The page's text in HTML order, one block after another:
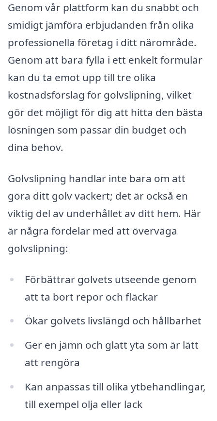
Genom vår plattform kan du snabbt och
smidigt jämföra erbjudanden från olika
professionella företag i ditt närområde.
Genom att bara fylla i ett enkelt formulär
kan du ta emot upp till tre olika
kostnadsförslag för golvslipning, vilket
gör det möjligt för dig att hitta den bästa
lösningen som passar din budget och
dina behov.
Golvslipning handlar inte bara om att
göra ditt golv vackert; det är också en
viktig del av underhållet av ditt hem. Här
är några fördelar med att överväga
golvslipning:
Förbättrar golvets utseende genom
att ta bort repor och fläckar
Ökar golvets livslängd och hållbarhet
Ger en jämn och glatt yta som är lätt
att rengöra
Kan anpassas till olika ytbehandlingar,
till exempel olja eller lack